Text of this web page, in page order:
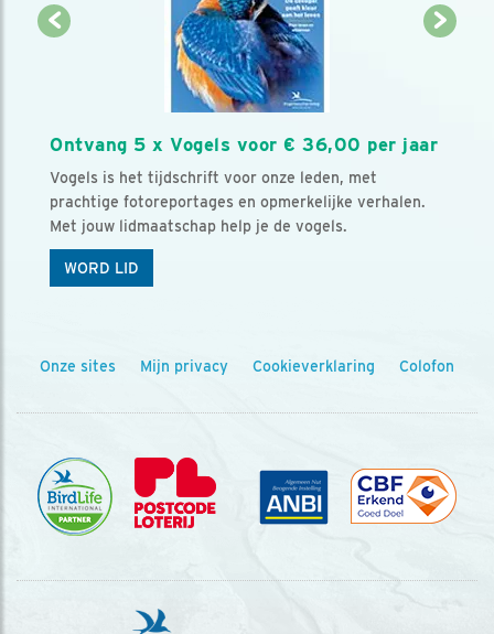
Ontvang 5 x Vogels voor € 36,00 per jaar
Vogels is het tijdschrift voor onze leden, met
prachtige fotoreportages en opmerkelijke verhalen.
Met jouw lidmaatschap help je de vogels.
WORD LID
Onze sites Mijn privacy Cookieverklaring Colofon